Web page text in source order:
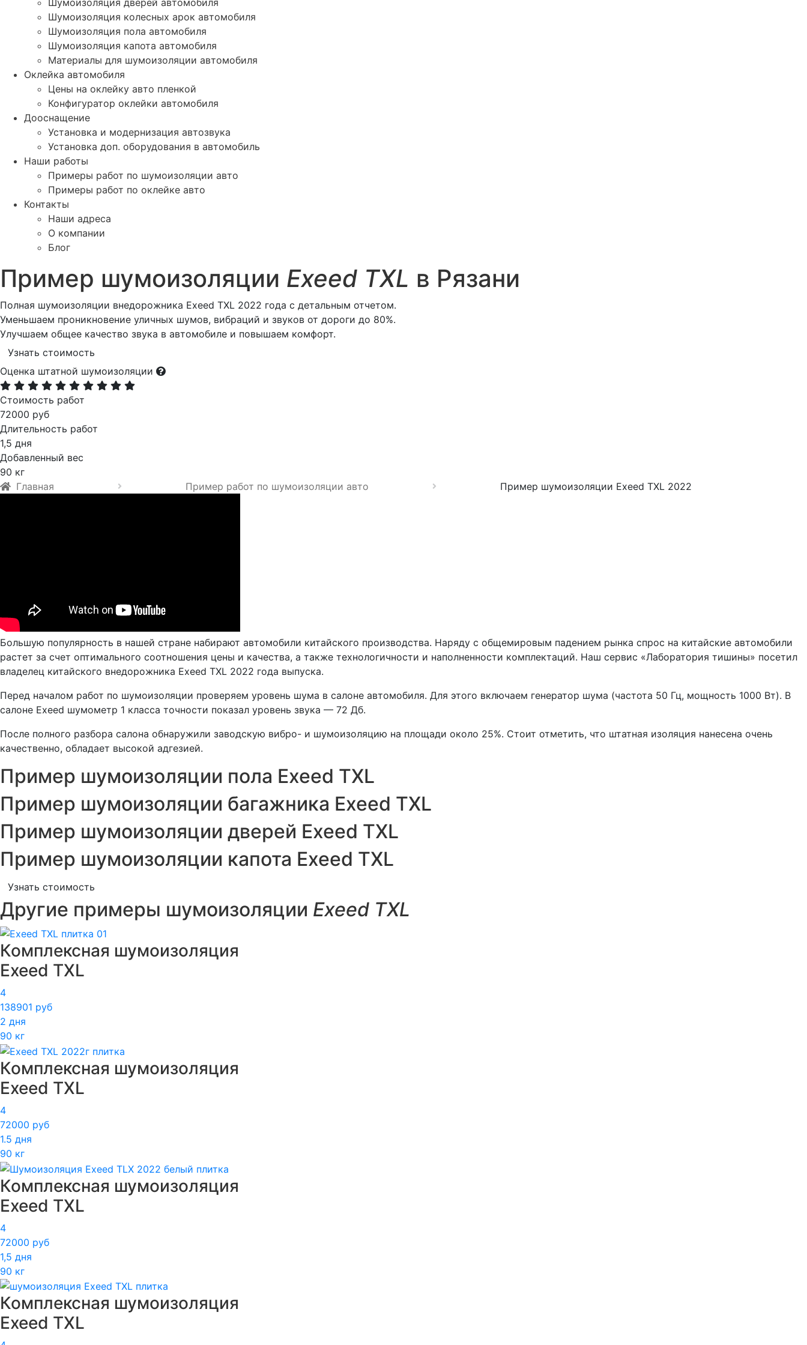
Шумоизоляция колесных арок автомобиля
Шумоизоляция пола автомобиля
Шумоизоляция капота автомобиля
Материалы для шумоизоляции автомобиля
Оклейка автомобиля
Цены на оклейку авто пленкой
Конфигуратор оклейки автомобиля
Дооснащение
Установка и модернизация автозвука
Установка доп. оборудования в автомобиль
Наши работы
Примеры работ по шумоизоляции авто
Примеры работ по оклейке авто
Контакты
Наши адреса
О компании
Блог
Пример шумоизоляции Exeed TXL в Рязани
Полная шумоизоляции внедорожника Exeed TXL 2022 года с детальным отчетом.
Уменьшаем проникновение уличных шумов, вибраций и звуков от дороги до 80%.
Улучшаем общее качество звука в автомобиле и повышаем комфорт.
Узнать стоимость
Оценка штатной шумоизоляции
Стоимость работ
72000 руб
Длительность работ
1,5 дня
Добавленный вес
90 кг
Главная
Пример работ по шумоизоляции авто Пример шумоизоляции Exeed TXL 2022
Большую популярность в нашей стране набирают автомобили китайского производства. Наряду с общемировым падением рынка спрос на китайские автомобили
растет за счет оптимального соотношения цены и качества, а также технологичности и наполненности комплектаций. Наш сервис «Лаборатория тишины» посетил
владелец китайского внедорожника Exeed TXL 2022 года выпуска.
Перед началом работ по шумоизоляции проверяем уровень шума в салоне автомобиля. Для этого включаем генератор шума (частота 50 Гц, мощность 1000 Вт). В
салоне Exeed шумометр 1 класса точности показал уровень звука — 72 Дб.
После полного разбора салона обнаружили заводскую вибро- и шумоизоляцию на площади около 25%. Стоит отметить, что штатная изоляция нанесена очень
качественно, обладает высокой адгезией.
Пример шумоизоляции пола Exeed TXL
Пример шумоизоляции багажника Exeed TXL
Пример шумоизоляции дверей Exeed TXL
Пример шумоизоляции капота Exeed TXL
Узнать стоимость
Другие примеры шумоизоляции Exeed TXL
Комплексная шумоизоляция
Exeed TXL
4
138901 руб
2 дня
90 кг
Комплексная шумоизоляция
Exeed TXL
4
72000 руб
1.5 дня
90 кг
Комплексная шумоизоляция
Exeed TXL
4
72000 руб
1,5 дня
90 кг
Комплексная шумоизоляция
Exeed TXL